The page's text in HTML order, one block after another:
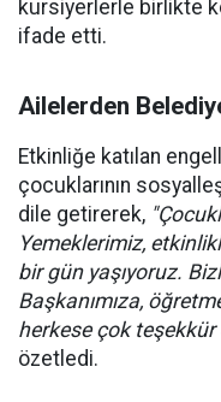
kursiyerlerle birlikte
ifade etti.
Ailelerden
Etkinliğe katılan
çocuklarının
dile getirerek,
Yemeklerimiz,
bir gün yaşıyoruz.
Başkanımıza,
herkese çok teşekkür
özetledi.